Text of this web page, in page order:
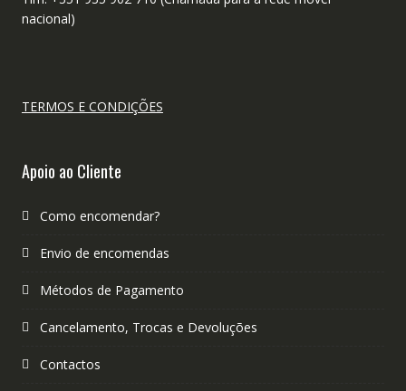
nacional)
TERMOS E CONDIÇÕES
Apoio ao Cliente
Como encomendar?
Envio de encomendas
Métodos de Pagamento
Cancelamento, Trocas e Devoluções
Contactos